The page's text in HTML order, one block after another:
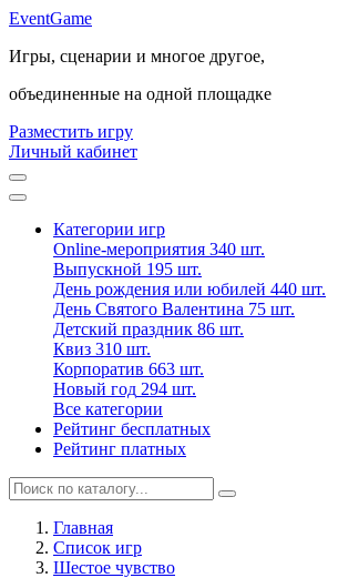
EventGame
Игры, сценарии и многое другое,
объединенные на одной площадке
Разместить игру
Личный кабинет
Категории игр
Online-мероприятия 340 шт.
Выпускной 195 шт.
День рождения или юбилей 440 шт.
День Святого Валентина 75 шт.
Детский праздник 86 шт.
Квиз 310 шт.
Корпоратив 663 шт.
Новый год 294 шт.
Все категории
Рейтинг бесплатных
Рейтинг платных
Главная
Список игр
Шестое чувство